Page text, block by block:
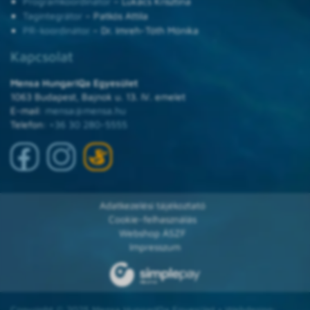
Tagintegrátor
– Patkós Attila
PR-koordinátor – Dr. Imreh-Tóth Mónika
Kapcsolat
Mensa HungarIQa Egyesület
1063 Budapest, Bajnok u. 13. IV. emelet
E-mail: mensa@mensa.hu
Telefon:
+36 30 280-5555
Adatkezelési tájékoztató
Cookie-felhasználás
Webshop ÁSZF
Impresszum